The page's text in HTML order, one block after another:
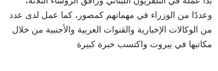
وعددًا من الوزراء في مهماتهم كمصور، كما عمل لدى عدد
من الوكالات الإخبارية والقنوات العربية والأجنبية من خلال
مكاتبها في بيروت واكتسب خبرة كبيرة